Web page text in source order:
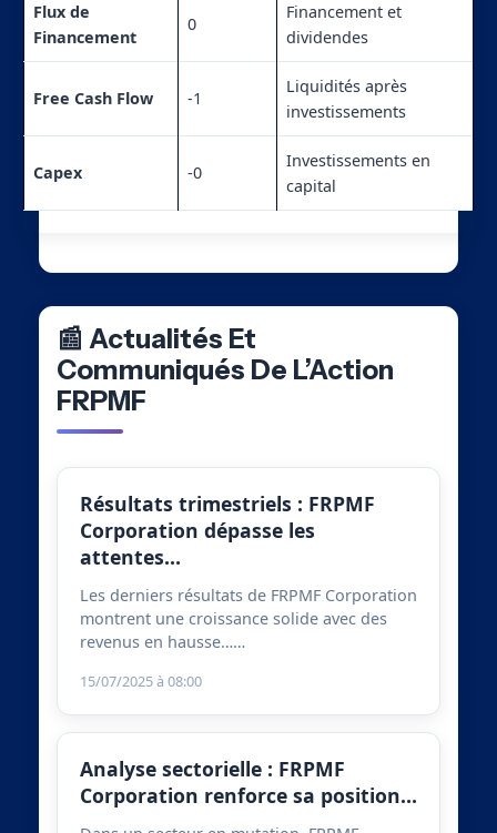
Flux de
Financement
0
Financement et
dividendes
Free Cash Flow -1
Liquidités après
investissements
Capex -0
Investissements en
capital
📰 Actualités Et
Communiqués De L’Action
FRPMF
Résultats trimestriels : FRPMF
Corporation dépasse les
attentes…
Les derniers résultats de FRPMF Corporation
montrent une croissance solide avec des
revenus en hausse……
15/07/2025 à 08:00
Analyse sectorielle : FRPMF
Corporation renforce sa position…